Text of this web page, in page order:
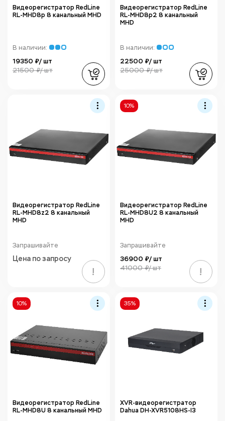
Видеорегистратор RedLine
RL-MHD8p 8 канальный MHD
В наличии:
19350 ₽/ шт
21500 ₽/ шт
Видеорегистратор RedLine
RL-MHD8p2 8 канальный
MHD
В наличии:
22500 ₽/ шт
25000 ₽/ шт
Видеорегистратор RedLine
RL-MHD8z2 8 канальный
MHD
Запрашивайте
Цена по запросу
!
10%
Видеорегистратор RedLine
RL-MHD8U2 8 канальный
MHD
Запрашивайте
36900 ₽/ шт
41000 ₽/ шт !
10%
Видеорегистратор RedLine
RL-MHD8U 8 канальный MHD
35%
XVR-видеорегистратор
Dahua DH-XVR5108HS-I3